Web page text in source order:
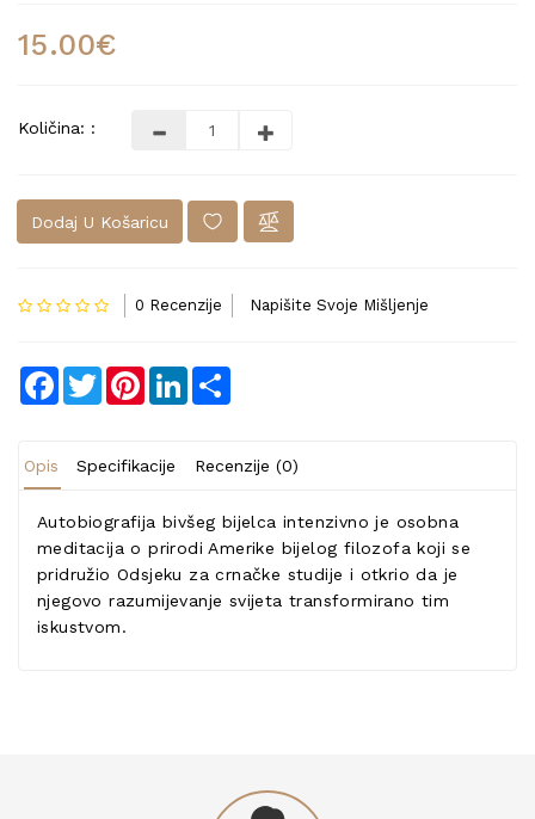
15.00€
Količina: :
Dodaj U Košaricu
0 Recenzije Napišite Svoje Mišljenje
Facebook
TwitterPinterestLinkedIn
Opis Specifikacije Recenzije (0)
Autobiografija bivšeg bijelca intenzivno je osobna
meditacija o prirodi Amerike bijelog filozofa koji se
pridružio Odsjeku za crnačke studije i otkrio da je
njegovo razumijevanje svijeta transformirano tim
iskustvom.